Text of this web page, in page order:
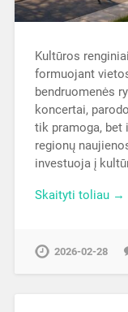
Kultūros
formuojant
bendruomenės
koncertai,
tik pramoga, bet
regionų
investuoja į
Skaityti toliau →
2026-02-28